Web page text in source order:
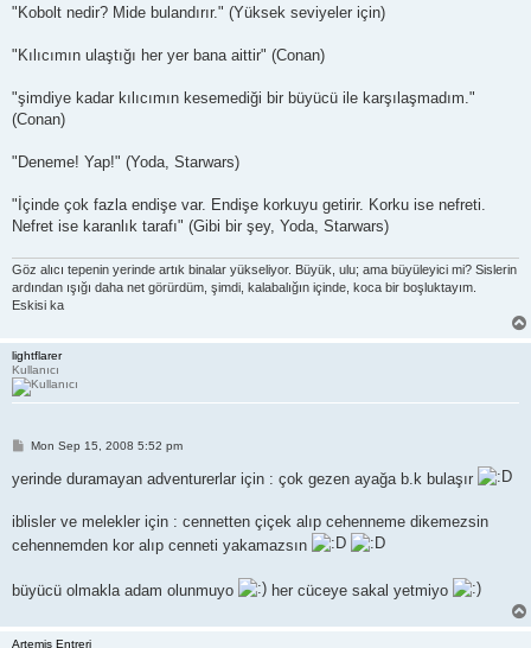
s
"Kobolt nedir? Mide bulandırır." (Yüksek seviyeler için)
"Kılıcımın ulaştığı her yer bana aittir" (Conan)
"şimdiye kadar kılıcımın kesemediği bir büyücü ile karşılaşmadım."
(Conan)
"Deneme! Yap!" (Yoda, Starwars)
"İçinde çok fazla endişe var. Endişe korkuyu getirir. Korku ise nefreti.
Nefret ise karanlık tarafı" (Gibi bir şey, Yoda, Starwars)
Göz alıcı tepenin yerinde artık binalar yükseliyor. Büyük, ulu; ama büyüleyici mi? Sislerin
ardından ışığı daha net görürdüm, şimdi, kalabalığın içinde, koca bir boşluktayım.
Eskisi ka
lightflarer
Kullanıcı
P
t
Mon Sep 15, 2008 5:52 pm
yerinde duramayan adventurerlar için : çok gezen ayağa b.k bulaşır
iblisler ve melekler için : cennetten çiçek alıp cehenneme dikemezsin
cehennemden kor alıp cenneti yakamazsın
büyücü olmakla adam olunmuyo her cüceye sakal yetmiyo
Artemis Entreri